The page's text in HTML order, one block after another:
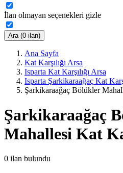
İlan olmayan seçenekleri gizle
Ara (0 ilan)
Ana Sayfa
Kat Karşılığı Arsa
Isparta Kat Karşılığı Arsa
Isparta Şarkikaraağaç Kat
Şarkikaraağaç Bölükler
Şarkikaraağaç
Mahallesi Kat
0 ilan bulundu